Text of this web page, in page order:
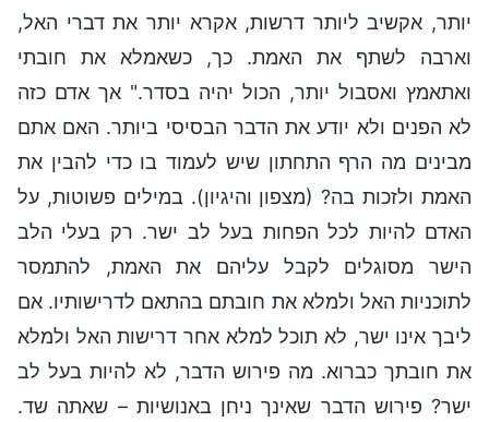
יותר, אקשיב ליותר דרשות, אקרא יותר את דברי האל,
וארבה לשתף את האמת. כך, כשאמלא את חובתי
ואתאמץ ואסבול יותר, הכול יהיה בסדר." אך אדם כזה
לא הפנים ולא יודע את הדבר הבסיסי ביותר. האם אתם
מבינים מה הרף התחתון שיש לעמוד בו כדי להבין את
האמת ולזכות בה? (מצפון והיגיון). במילים פשוטות, על
האדם להיות לכל הפחות בעל לב ישר. רק בעלי הלב
הישר מסוגלים לקבל עליהם את האמת, להתמסר
לתוכניות האל ולמלא את חובתם בהתאם לדרישותיו. אם
ליבך אינו ישר, לא תוכל למלא אחר דרישות האל ולמלא
את חובתך כברוא. מה פירוש הדבר, לא להיות בעל לב
ישר? פירוש הדבר שאינך ניחן באנושיות – שאתה שד.